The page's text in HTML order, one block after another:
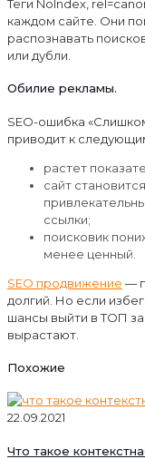
Теги NoIndex,
каждом сайте. Они
распознавать
или дубли.
Обилие рекламы.
SEO-ошибка
приводит к
растет
сайт
ссылки;
поисковик
менее ценный.
SEO продвижение —
долгий. Но если
шансы выйти в ТОП за
вырастают.
Похожие
22.09.2021
Что такое